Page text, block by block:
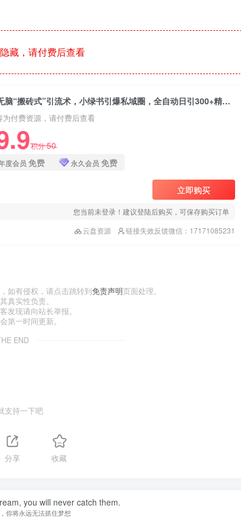
藏，请付费后查看
最新无脑“搬砖式”引流术，小绿书引爆私域圈，全自动日引300+精准创业粉！
为付费资源，请付费后查看
积分50
度会员 免费 永久会员 免费
立即购买
您当前未登录！建议登陆后购买，可保存购买订单
云盘资源
链接失效反馈微信：17171085231
如有侵权，请点击跳转到免责声明页面处理。
真实性负责。
发现请向站长举报。
第一时间更新。
END
支持一下吧
分享 收藏
you will never catch them.
你将永远无法抓住梦想